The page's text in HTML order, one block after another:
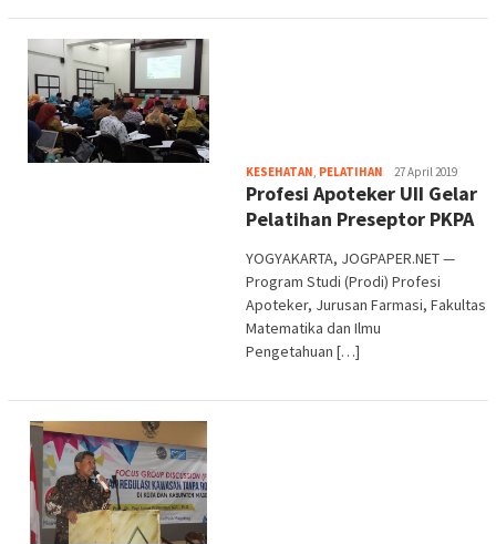
KESEHATAN, PELATIHAN Heri
Purwata
27 April 2019
Profesi Apoteker UII Gelar
Pelatihan Preseptor PKPA
YOGYAKARTA, JOGPAPER.NET —
Program Studi (Prodi) Profesi
Apoteker, Jurusan Farmasi, Fakultas
Matematika dan Ilmu
Pengetahuan […]